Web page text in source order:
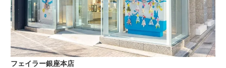
フェイラー銀座本店